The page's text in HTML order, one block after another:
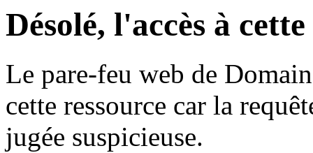
Désolé, l'accès à
Le pare-feu web de
cette ressource car la
jugée suspicieuse.